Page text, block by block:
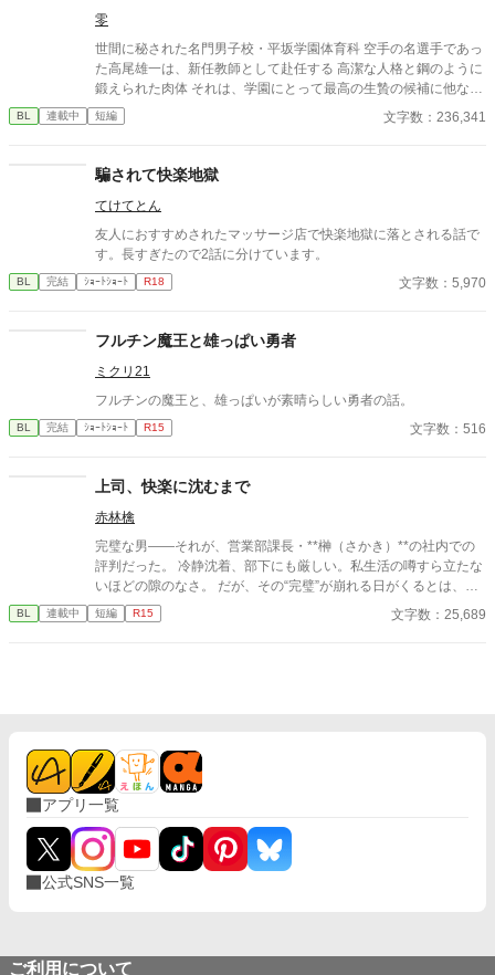
零
世間に秘された名門男子校・平坂学園体育科 空手の名選手であっ
た高尾雄一は、新任教師として赴任する 高潔な人格と鋼のように
鍛えられた肉体 それは、学園にとって最高の生贄の候補に他なら
なかった 至高の筋肉を持つ、精神を削られ意志をなくした青年を
太古の神に捧げるため、“水”、“風”、“土”の信奉者達が暗躍する 意
校で繰り広げられるダークファンタジー
BL 連載中 短編 文字数：236,341
騙されて快楽地獄
てけてとん
友人におすすめされたマッサージ店で快楽地獄に落とされる話で
す。長すぎたので2話に分けています。
BL 完結 ｼｮｰﾄｼｮｰﾄ R18 文字数：5,970
フルチン魔王と雄っぱい勇者
ミクリ21
フルチンの魔王と、雄っぱいが素晴らしい勇者の話。
BL 完結 ｼｮｰﾄｼｮｰﾄ R15 文字数：516
上司、快楽に沈むまで
赤林檎
完璧な男――それが、営業部課長・**榊（さかき）**の社内での
評判だった。 冷静沈着、部下にも厳しい。私生活の噂すら立たな
いほどの隙のなさ。 だが、その“完璧”が崩れる日がくるとは、誰
も想像していなかった。 入社三年目の篠原は、榊の直属の部下。
真面目だが強気で、どこか挑発的な笑みを浮かべる青年。 ある
た。 拒むことも、許すこともできないまま、 彼は“部下”の手によ
って、ひとつずつ乱されていく。 言葉で支配され、触れられるた
びに、自分の知らなかった感情と快楽を知る。それは、上司とし
ての誇りを壊すほどに甘く、逃れられないほどに深い。 だが、篠
原の視線の奥に宿るのは、ただの欲望ではなかった。 そこには、
ずっと榊だけを見つめ続けてきた、静かな執着がある。 「俺、前
から思ってたんです。 あなたが誰かに“支配される”ところ、き
た榊は、もう戻れない。 快楽に溺れるその瞬間まで、彼を待つの
BL 連載中 短編 R15 文字数：25,689
アプリ一覧
公式SNS一覧
ご利用について